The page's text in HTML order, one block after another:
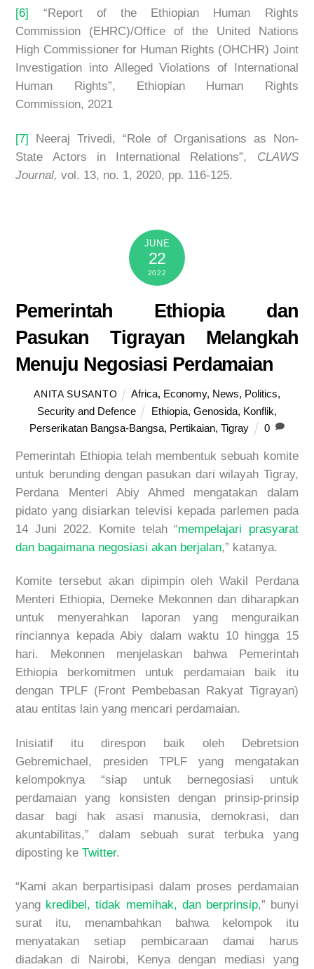
[6]
“Report of the Ethiopian Human Rights
Commission (EHRC)/Office of the United Nations
High Commissioner for Human Rights (OHCHR) Joint
Investigation into Alleged Violations of International
Human Rights”, Ethiopian Human Rights
Commission, 2021
[7] Neeraj Trivedi, “Role of Organisations as Non-
State Actors in International Relations”, CLAWS
Journal,vol. 13, no. 1, 2020, pp. 116-125.
JUNE
22
2022
Pemerintah Ethiopia dan
Pasukan Tigrayan Melangkah
Menuju Negosiasi Perdamaian
ANITA SUSANTO Africa, Economy, News, Politics,
Security and Defence
Ethiopia,Genosida, Konflik,
Perserikatan Bangsa-Bangsa, Pertikaian,Tigray 0
Pemerintah Ethiopia telah membentuk sebuah komite
untuk berunding dengan pasukan dari wilayah Tigray,
Perdana Menteri Abiy Ahmed mengatakan dalam
pidato yang disiarkan televisi kepada parlemen pada
14 Juni 2022. Komite telah “mempelajari prasyarat
dan bagaimana negosiasi akan berjalan,” katanya.
Komite tersebut akan dipimpin oleh Wakil Perdana
Menteri Ethiopia, Demeke Mekonnen dan diharapkan
untuk menyerahkan laporan yang menguraikan
rinciannya kepada Abiy dalam waktu 10 hingga 15
hari. Mekonnen menjelaskan bahwa Pemerintah
Ethiopia berkomitmen untuk perdamaian baik itu
dengan TPLF (Front Pembebasan Rakyat Tigrayan)
atau entitas lain yang mencari perdamaian.
Inisiatif itu direspon baik oleh Debretsion
Gebremichael, presiden TPLF yang mengatakan
kelompoknya “siap untuk bernegosiasi untuk
perdamaian yang konsisten dengan prinsip-prinsip
dasar bagi hak asasi manusia, demokrasi, dan
akuntabilitas,” dalam sebuah surat terbuka yang
diposting keTwitter.
“Kami akan berpartisipasi dalam proses perdamaian
yang kredibel, tidak memihak, dan berprinsip,” bunyi
surat itu, menambahkan bahwa kelompok itu
menyatakan setiap pembicaraan damai harus
diadakan di Nairobi, Kenya dengan mediasi yang